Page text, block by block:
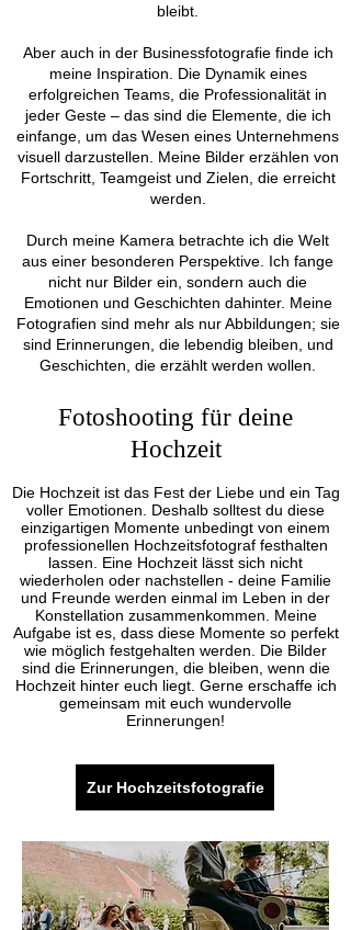
bleibt.
Aber auch in der Businessfotografie finde ich
meine Inspiration. Die Dynamik eines
erfolgreichen Teams, die Professionalität in
jeder Geste – das sind die Elemente, die ich
einfange, um das Wesen eines Unternehmens
visuell darzustellen. Meine Bilder erzählen von
Fortschritt, Teamgeist und Zielen, die erreicht
werden.
Durch meine Kamera betrachte ich die Welt
aus einer besonderen Perspektive. Ich fange
nicht nur Bilder ein, sondern auch die
Emotionen und Geschichten dahinter. Meine
Fotografien sind mehr als nur Abbildungen; sie
sind Erinnerungen, die lebendig bleiben, und
Geschichten, die erzählt werden wollen.
Fotoshooting für deine
Hochzeit
Die Hochzeit ist das Fest der Liebe und ein Tag
voller Emotionen. Deshalb solltest du diese
einzigartigen Momente unbedingt von einem
professionellen Hochzeitsfotograf festhalten
lassen. Eine Hochzeit lässt sich nicht
wiederholen oder nachstellen - deine Familie
und Freunde werden einmal im Leben in der
Konstellation zusammenkommen. Meine
Aufgabe ist es, dass diese Momente so perfekt
wie möglich festgehalten werden. Die Bilder
sind die Erinnerungen, die bleiben, wenn die
Hochzeit hinter euch liegt. Gerne erschaffe ich
gemeinsam mit euch wundervolle
Erinnerungen!
Zur Hochzeitsfotografie